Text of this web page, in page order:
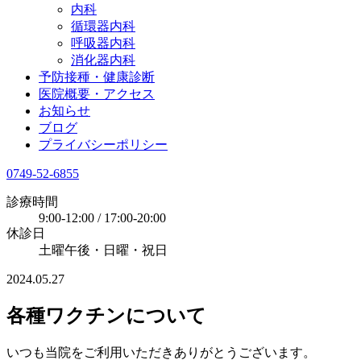
内科
循環器内科
呼吸器内科
消化器内科
予防接種・健康診断
医院概要・アクセス
お知らせ
ブログ
プライバシーポリシー
0749-52-6855
診療時間
9:00-12:00 / 17:00-20:00
休診日
土曜午後・日曜・祝日
2024.05.27
各種ワクチンについて
いつも当院をご利用いただきありがとうございます。